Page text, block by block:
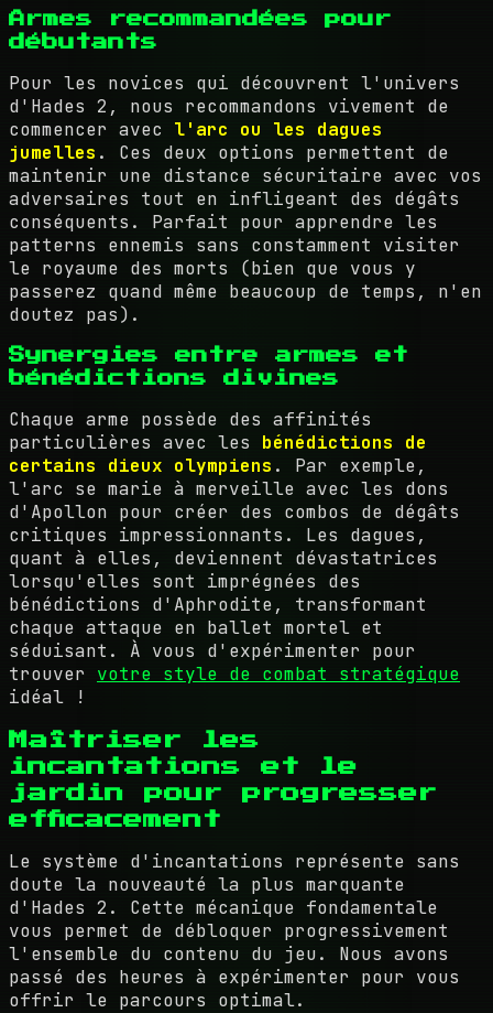
Armes recommandées pour
débutants
Pour les novices qui découvrent l'univers
d'Hades 2, nous recommandons vivement de
commencer avec l'arc ou les dagues
jumelles . Ces deux options permettent de
maintenir une distance sécuritaire avec vos
adversaires tout en infligeant des dégâts
conséquents. Parfait pour apprendre les
patterns ennemis sans constamment visiter
le royaume des morts (bien que vous y
passerez quand même beaucoup de temps, n'en
doutez pas).
Synergies entre armes et
bénédictions divines
Chaque arme possède des affinités
particulières avec les bénédictions de
certains dieux olympiens . Par exemple,
l'arc se marie à merveille avec les dons
d'Apollon pour créer des combos de dégâts
critiques impressionnants. Les dagues,
quant à elles, deviennent dévastatrices
lorsqu'elles sont imprégnées des
bénédictions d'Aphrodite, transformant
chaque attaque en ballet mortel et
séduisant. À vous d'expérimenter pour
trouver votre style de combat stratégique
idéal !
Maîtriser les
incantations et le
jardin pour progresser
efficacement
Le système d'incantations représente sans
doute la nouveauté la plus marquante
d'Hades 2. Cette mécanique fondamentale
vous permet de débloquer progressivement
l'ensemble du contenu du jeu. Nous avons
passé des heures à expérimenter pour vous
offrir le parcours optimal.